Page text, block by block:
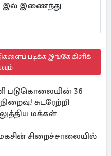
இல் இணைந்து
படிக்க இங்கே கிளிக்
படுகொலையின் 36
சுடரேற்றி
மக்கள்
சிறைச்சாலையில்